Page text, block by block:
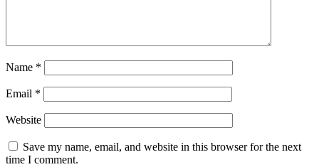
Name *
Email *
Website
Save my name, email, and website in this browser for the next
time I comment.